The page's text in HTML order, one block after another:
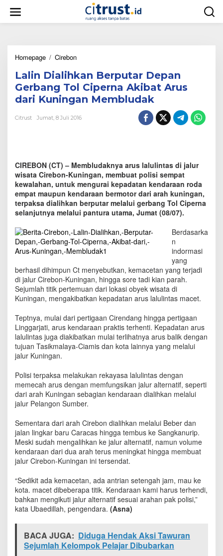
w
Homepage / Cirebon
l
i
n
D
a
a
n
B
e
r
p
u
a
r
D
p
a
n
G
r
b
a
n
o
l
C
i
p
r
n
a
A
k
b
a
t
A
r
s
d
a
Lalin Dialihkan Berputar Depan
Gerbang Tol Ciperna Akibat Arus
dari Kuningan Membludak
Citrust Jumat, 8 Juli 2016
CIREBON (CT) – Membludaknya arus lalulintas di jalur
wisata Cirebon-Kuningan, membuat polisi sempat
kewalahan, untuk mengurai kepadatan kendaraan roda
empat maupun kendaraan bermotor dari arah kuningan,
terpaksa dialihkan berputar melalui gerbang Tol Ciperna
selanjutnya melalui pantura utama, Jumat (08/07).
Berdasarka
n
indormasi
yang
berhasil dihimpun Ct menyebutkan, kemacetan yang terjadi
di jalur Cirebon-Kuningan, hingga sore tadi kian parah.
Sejumlah titik pertemuan dari lokasi obyek wisata di
Kuningan, mengakibatkan kepadatan arus lalulintas macet.
Teptnya, mulai dari pertigaan Cirendang hingga pertigaan
Linggarjati, arus kendaraan praktis terhenti. Kepadatan arus
lalulintas juga diakibatkan mulai terlihatnya arus balik dengan
tujuan Tasikmalaya-Ciamis dan kota lainnya yang melalui
jalur Kuningan.
Polisi terpaksa melakukan rekayasa lalulintas dengan
memecah arus dengan memfungsikan jalur alternatif, seperti
dari arah Kuningan sebagian kendaraan dialihkan melalui
jalur Pelangon Sumber.
Sementara dari arah Cirebon dialihkan melalui Beber dan
jalan lingkar baru Caracas hingga tembus ke Sangkanurip.
Meski sudah mengalihkan ke jalur alternatif, namun volume
kendaraan dari dua arah terus meningkat hingga membuat
jalur Cirebon-Kuningan ini tersendat.
“Sedikit ada kemacetan, ada antrian setengah jam, mau ke
kota. macet dibeberapa titik. Kendaraan kami harus terhendi,
bahkan mengikuti jalur alternatif sesuai arahan pak polisi,”
kata Ubaedillah, pengendara. (Asna)
BACA JUGA: Diduga Hendak Aksi Tawuran
Sejumlah Kelompok Pelajar Dibubarkan